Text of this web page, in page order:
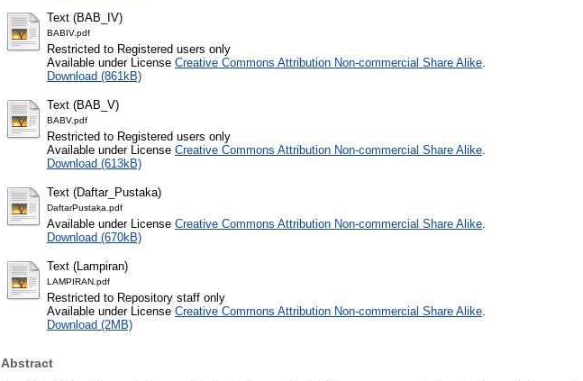
Text (BAB_IV)
BABIV.pdf
Restricted to Registered users only
Available under License Creative Commons Attribution Non-commercial Share Alike
Download (861kB)
Text (BAB_V)
BABV.pdf
Restricted to Registered users only
Available under License Creative Commons Attribution Non-commercial Share Alike
Download (613kB)
Text (Daftar_Pustaka)
DaftarPustaka.pdf
Available under License Creative Commons Attribution Non-commercial Share Alike
Download (670kB)
Text (Lampiran)
LAMPIRAN.pdf
Restricted to Repository staff only
Available under License Creative Commons Attribution Non-commercial Share Alike
Download (2MB)
Abstract